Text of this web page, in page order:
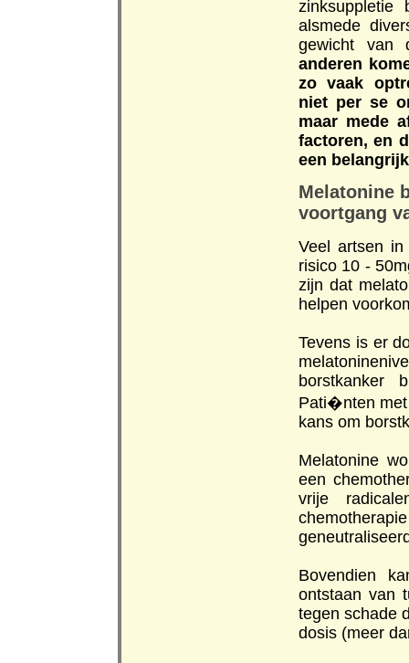
alsmede
gewicht van
anderen
zo vaak
niet per se
maar mede
factoren, en
een
Melatonine
voortgang
Veel artsen
risico 10 -
zijn dat
helpen
Tevens is er
borstkanker
Pati�nten met
kans om
Melatonine
een
vrije
Bovendien
ontstaan van
tegen schade
dosis (meer